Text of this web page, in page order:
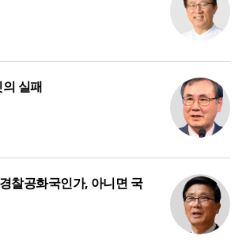
실패
찰공화국인가, 아니면 국